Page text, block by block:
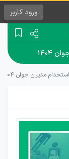
ورود کاربر